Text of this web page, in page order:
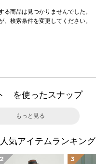
る商品は見つかりませんでした。
、検索条件を変更してください。
を使ったスナップ
もっと見る
気アイテムランキング
2 3